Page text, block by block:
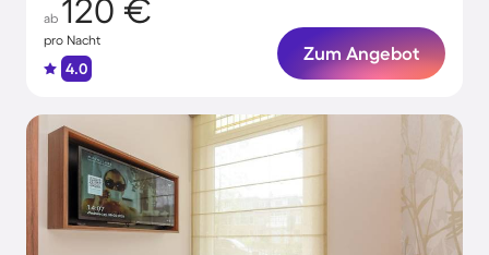
ab 120 €
pro Nacht
4.0
Zum Angebot